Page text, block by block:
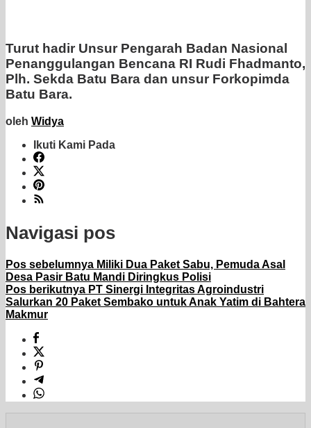
Turut hadir Unsur Pengarah Badan Nasional
Penanggulangan Bencana RI Rudi Fhadmanto,
Plh. Sekda Batu Bara dan unsur Forkopimda
Batu Bara.
oleh Widya
Ikuti Kami Pada
Navigasi pos
Pos sebelumnya Miliki Dua Paket Sabu, Pemuda Asal
Desa Pasir Batu Mandi Diringkus Polisi
Pos berikutnya PT Sinergi Integritas Agroindustri
Salurkan 20 Paket Sembako untuk Anak Yatim di Bahtera
Makmur